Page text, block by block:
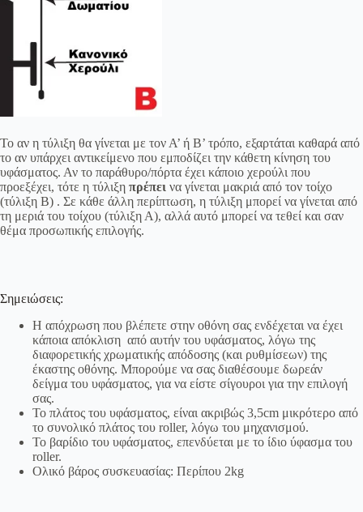
Το αν η τύλιξη θα γίνεται με τον Α’ ή Β’ τρόπο, εξαρτάται καθαρά από
το αν υπάρχει αντικείμενο που εμποδίζει την κάθετη κίνηση του
υφάσματος. Αν το παράθυρο/πόρτα έχει κάποιο χερούλι που
προεξέχει, τότε η τύλιξη πρέπει να γίνεται μακριά από τον τοίχο
(τύλιξη Β) . Σε κάθε άλλη περίπτωση, η τύλιξη μπορεί να γίνεται από
τη μεριά του τοίχου (τύλιξη Α), αλλά αυτό μπορεί να τεθεί και σαν
θέμα προσωπικής επιλογής.
Σημειώσεις:
Η απόχρωση που βλέπετε στην οθόνη σας ενδέχεται να έχει
κάποια απόκλιση από αυτήν του υφάσματος, λόγω της
διαφορετικής χρωματικής απόδοσης (και ρυθμίσεων) της
έκαστης οθόνης. Μπορούμε να σας διαθέσουμε δωρεάν
δείγμα του υφάσματος, για να είστε σίγουροι για την επιλογή
σας.
Το πλάτος του υφάσματος, είναι ακριβώς 3,5cm μικρότερο από
το συνολικό πλάτος του roller, λόγω του μηχανισμού.
Το βαρίδιο του υφάσματος, επενδύεται με το ίδιο ύφασμα του
roller.
Ολικό βάρος συσκευασίας: Περίπου 2kg